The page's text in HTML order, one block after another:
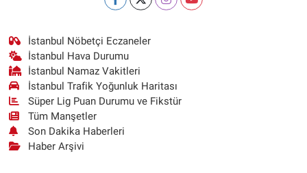
İstanbul Nöbetçi Eczaneler
İstanbul Hava Durumu
İstanbul Namaz Vakitleri
İstanbul Trafik Yoğunluk Haritası
Süper Lig Puan Durumu ve Fikstür
Tüm Manşetler
Son Dakika Haberleri
Haber Arşivi